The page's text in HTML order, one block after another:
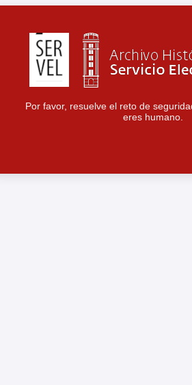
Por favor, resuelve el reto de
eres humano.